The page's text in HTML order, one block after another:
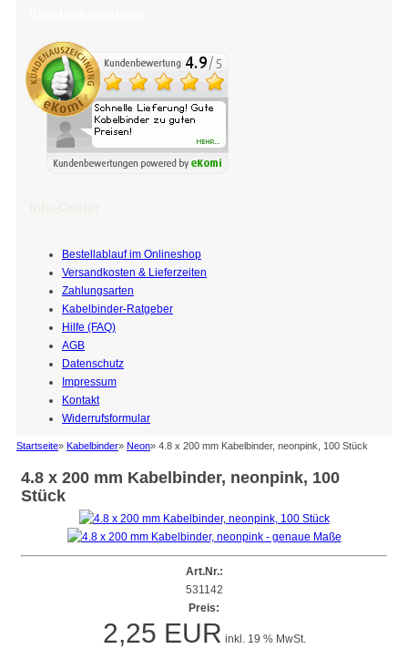
Bestellablauf im Onlineshop
Versandkosten & Lieferzeiten
Zahlungsarten
Kabelbinder-Ratgeber
Hilfe (FAQ)
AGB
Datenschutz
Impressum
Kontakt
Widerrufsformular
Startseite» Kabelbinder» Neon» 4.8 x 200 mm Kabelbinder, neonpink, 100 Stück
4.8 x 200 mm Kabelbinder, neonpink, 100
Stück
Art.Nr.:
531142
Preis:
2,25 EUR inkl. 19 % MwSt.